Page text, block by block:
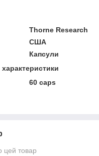
Thorne Research
США
Капсули
60 caps
цей товар